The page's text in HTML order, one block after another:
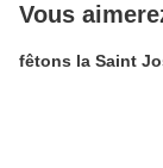
Vous
fêtons la Saint